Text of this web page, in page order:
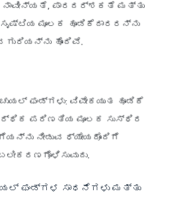
ನಾವೀನ್ಯತೆ, ಪಾರದರ್ಶಕತೆ ಮತ್ತು
ಮೂಲಕ ಹೂಡಿಕೆದಾರರನ್ನು
ಹೊಂದಿವೆ.
ಫಂಡ್‌ಗಳು: ವಿವೇಕಯುತ ಹೂಡಿಕೆ
ಪರಿಣತಿಯ ಮೂಲಕ ಸುಸ್ಥಿರ
ನೀಡುವ ಧ್ಯೇಯದೊಂದಿಗೆ
ಫಂಡ್‌ಗಳ ಸಾಧನೆಗಳು ಮತ್ತು